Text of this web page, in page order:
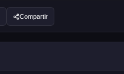
Compartir